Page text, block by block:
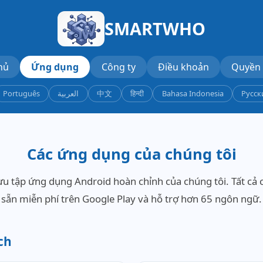
SMARTWHO
Ứng dụng Công ty Điều khoản
Português العربية 中文 हिन्दी Bahasa Indonesia
Các ứng dụng của chúng tôi
tập ứng dụng Android hoàn chỉnh của chúng tôi. Tất cả
sẵn miễn phí trên Google Play và hỗ trợ hơn 65 ngôn ngữ.